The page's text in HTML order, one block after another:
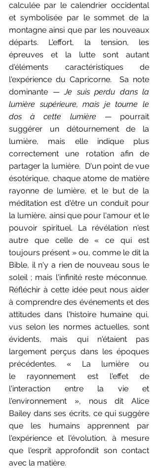
calculée par le calendrier occidental
et symbolisée par le sommet de la
montagne ainsi que par les nouveaux
départs. L'effort, la tension, les
épreuves et la lutte sont autant
d'éléments caractéristiques de
l'expérience du Capricorne.  Sa note
dominante — Je suis perdu dans la
lumière supérieure, mais je tourne le
dos à cette lumière — pourrait
suggérer un détournement de la
lumière, mais elle indique plus
correctement une rotation afin de
partager la lumière.  D'un point de vue
ésotérique, chaque atome de matière
rayonne de lumière, et le but de la
méditation est d'être un conduit pour
la lumière, ainsi que pour l'amour et le
pouvoir spirituel. La révélation n'est
autre que celle de « ce qui est
toujours présent » ou, comme le dit la
Bible, il n'y a rien de nouveau sous le
soleil ; mais l'infinité reste méconnue.
Réfléchir à cette idée peut nous aider
à comprendre des événements et des
attitudes dans l'histoire humaine qui,
vus selon les normes actuelles, sont
évidents, mais qui n'étaient pas
largement perçus dans les époques
précédentes. « La lumière ou
le rayonnement est l'effet de
l'interaction entre la vie et
l'environnement », nous dit Alice
Bailey dans ses écrits, ce qui suggère
que les humains apprennent par
l'expérience et l'évolution, à mesure
que l'esprit approfondit son contact
avec la matière.